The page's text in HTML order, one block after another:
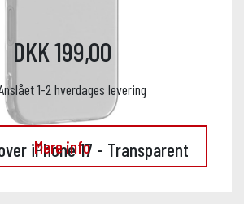
iPhone 17 - Transparent
DKK 199,00
1-2 hverdages levering
Mere info